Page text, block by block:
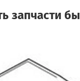
запчасти